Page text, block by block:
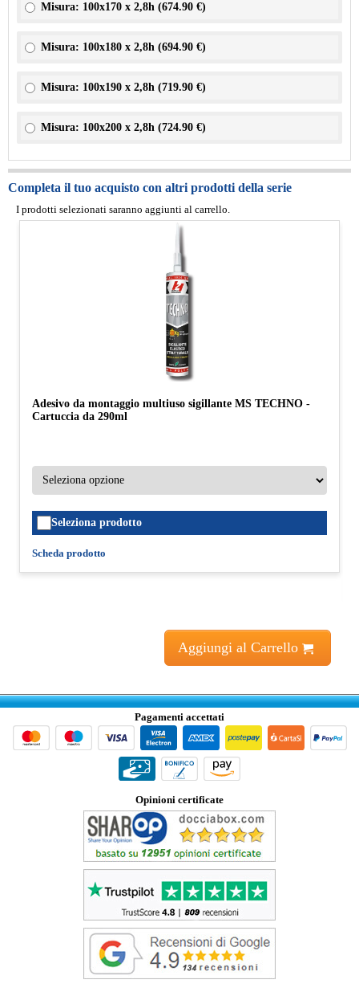
Misura: 100x170 x 2,8h (674.90 €)
Misura: 100x180 x 2,8h (694.90 €)
Misura: 100x190 x 2,8h (719.90 €)
Misura: 100x200 x 2,8h (724.90 €)
Completa il tuo acquisto con altri prodotti della serie
I prodotti selezionati saranno aggiunti al carrello.
Adesivo da montaggio multiuso sigillante MS TECHNO -
Cartuccia da 290ml
Seleziona prodotto
Scheda prodotto
Aggiungi al Carrello
Pagamenti accettati
Opinioni certificate